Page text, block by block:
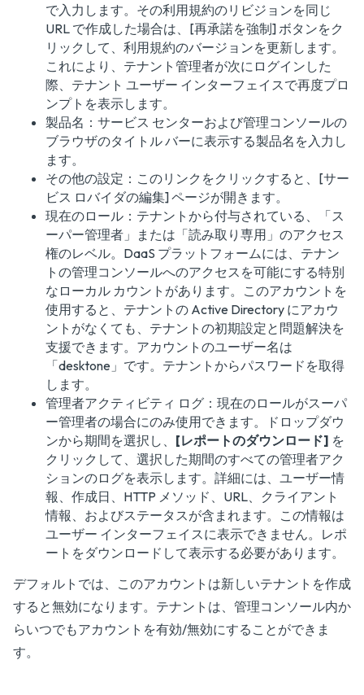
で入力します。その利用規約のリビジョンを同じ
URL で作成した場合は、[再承諾を強制] ボタンをク
リックして、利用規約のバージョンを更新します。
これにより、テナント管理者が次にログインした
際、テナント ユーザー インターフェイスで再度プロ
ンプトを表示します。
製品名：サービス センターおよび管理コンソールの
ブラウザのタイトル バーに表示する製品名を入力し
ます。
その他の設定：このリンクをクリックすると、[サー
ビス ロバイダの編集] ページが開きます。
現在のロール：テナントから付与されている、「ス
ーパー管理者」または「読み取り専用」のアクセス
権のレベル。DaaS プラットフォームには、テナン
トの管理コンソールへのアクセスを可能にする特別
なローカル カウントがあります。このアカウントを
使用すると、テナントの Active Directory にアカウ
ントがなくても、テナントの初期設定と問題解決を
支援できます。アカウントのユーザー名は
「desktone」です。テナントからパスワードを取得
します。
管理者アクティビティ ログ：現在のロールがスーパ
ー管理者の場合にのみ使用できます。ドロップダウ
ンから期間を選択し、 [レポートのダウンロード] を
クリックして、選択した期間のすべての管理者アク
ションのログを表示します。詳細には、ユーザー情
報、作成日、HTTP メソッド、URL、クライアント
情報、およびステータスが含まれます。この情報は
ユーザー インターフェイスに表示できません。レポ
ートをダウンロードして表示する必要があります。
デフォルトでは、このアカウントは新しいテナントを作成
すると無効になります。テナントは、管理コンソール内か
らいつでもアカウントを有効/無効にすることができま
す。